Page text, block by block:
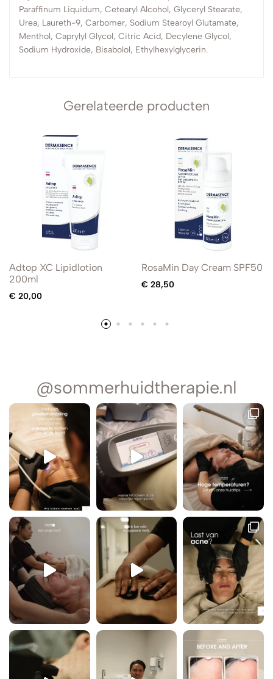
Paraffinum Liquidum, Cetearyl Alcohol, Glyceryl Stearate,
Urea, Laureth-9, Carbomer, Sodium Stearoyl Glutamate,
Menthol, Caprylyl Glycol, Citric Acid, Decylene Glycol,
Sodium Hydroxide, Bisabolol, Ethylhexylglycerin.
Gerelateerde producten
Adtop XC Lipidlotion
200ml
€ 20,00
RosaMin Day Cream SPF50
€ 28,50
@sommerhuidtherapie.nl